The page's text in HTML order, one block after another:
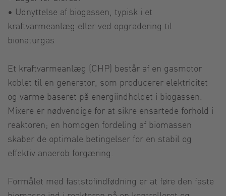
• Udnyttelse af biogassen, typisk i et
kraftvarmeanlæg eller ved opgradering til
bionaturgas
Et kraftvarmeanlæg (CHP) består af en gasmotor
koblet til en generator, som producerer elektricitet
og varme baseret på energiindholdet i biogassen.
Mixere er nødvendige for at sikre ensartede forhold i
reaktoren; en homogen fordeling af biomassen
skaber de optimale betingelser for en stabil og
effektiv anaerob forgæring.
Formålet med faststofindfødning er at føre den faste